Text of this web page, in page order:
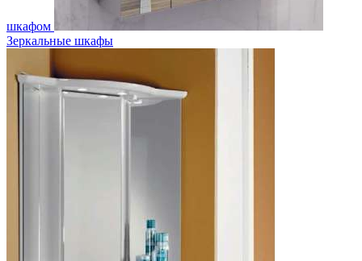
шкафом
Зеркальные шкафы